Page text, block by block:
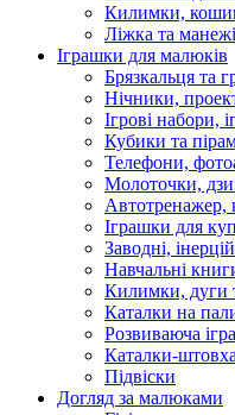
Килимки,
Ліжка та манежі
Іграшки для малюків
Брязкальця та
Нічники,
Ігрові набори,
Кубики та
Телефони,
Молоточки,
Автотренажер,
Іграшки для
Заводні,
Навчальні
Килимки, дуги
Каталки на
Розвиваюча
Каталки-
Підвіски
Догляд за малюками